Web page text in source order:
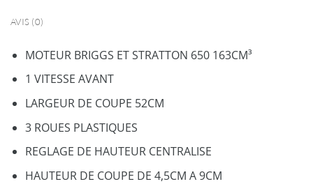
AVIS (0)
MOTEUR BRIGGS ET STRATTON 650 163CM³
1 VITESSE AVANT
LARGEUR DE COUPE 52CM
3 ROUES PLASTIQUES
REGLAGE DE HAUTEUR CENTRALISE
HAUTEUR DE COUPE DE 4,5CM A 9CM